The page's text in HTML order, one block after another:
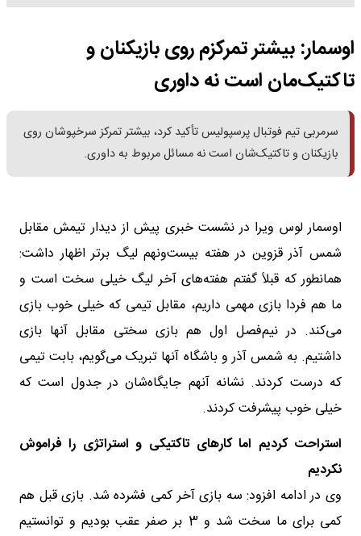
اوسمار: بیشتر تمرکزم روی بازیکنان و
تاکتیک‌مان است نه داوری
سرمربی تیم فوتبال پرسپولیس تأکید کرد، بیشتر تمرکز سرخپوشان روی
بازیکنان و تاکتیک‌شان است نه مسائل مربوط به داوری.
اوسمار لوس ویرا در نشست خبری پیش از دیدار تیمش مقابل
شمس آذر قزوین در هفته بیست‌و‌نهم لیگ برتر اظهار داشت:
همانطور که قبلاً گفتم هفته‌های آخر لیگ خیلی سخت است و
ما هم فردا بازی مهمی داریم، مقابل تیمی که خیلی خوب بازی
می‌کند. در نیم‌فصل اول هم بازی سختی مقابل آنها بازی
داشتیم. به شمس آذر و باشگاه آنها تبریک می‌گویم، بابت تیمی
که درست کردند. نشانه آنهم جایگاه‌شان در جدول است که
خیلی خوب پیشرفت کردند.
استراحت کردیم اما کارهای تاکتیکی و استراتژی را فراموش
نکردیم
وی در ادامه افزود: سه بازی آخر کمی فشرده شد. بازی قبل هم
کمی برای ما سخت شد و 3 بر صفر عقب بودیم و توانستیم